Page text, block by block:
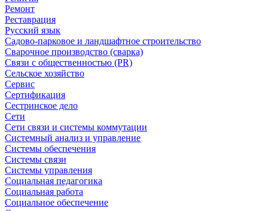
Ремонт
Реставрация
Русский язык
Садово-парковое и ландшафтное строительство
Сварочное производство (сварка)
Связи с общественностью (PR)
Сельское хозяйство
Сервис
Сертификация
Сестринское дело
Сети
Сети связи и системы коммутации
Системный анализ и управление
Системы обеспечения
Системы связи
Системы управления
Социальная педагогика
Социальная работа
Социальное обеспечение